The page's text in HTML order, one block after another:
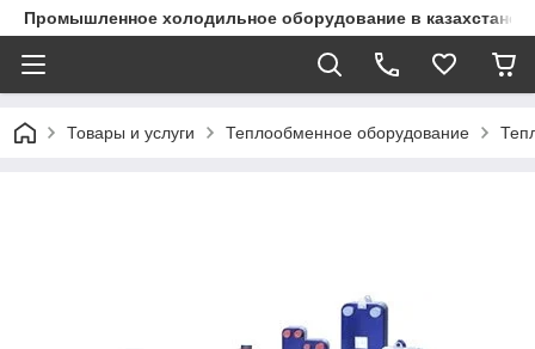
Промышленное холодильное оборудование в казахстане
Товары и услуги Теплообменное оборудование